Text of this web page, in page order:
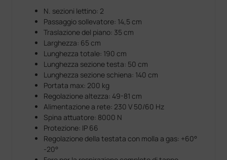
N. sezioni lettino: 2
Passaggio sollevatore: 14,5 cm
Traslazione del piano: 35 cm
Larghezza: 65 cm
Lunghezza totale: 190 cm
Lunghezza sezione testa: 50 cm
Lunghezza sezione schiena: 140 cm
Portata max: 200 kg
Regolazione altezza: 49-81 cm
Alimentazione a rete: 230 V 50/60 Hz
Spina attuatore: 8000 N
Protezione: IP 66
Regolazione della testata con molla a gas: +60°
-20°